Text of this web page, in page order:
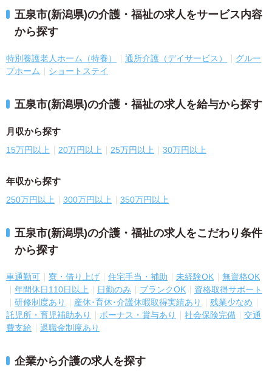
五泉市(新潟県)の介護・福祉の求人をサービス内容
から探す
特別養護老人ホーム（特養） 通所介護（デイサービス）
グルー
プホーム
ショートステイ
五泉市(新潟県)の介護・福祉の求人を給与から探す
月収から探す
15万円以上 20万円以上 25万円以上 30万円以上
年収から探す
250万円以上 300万円以上 350万円以上
五泉市(新潟県)の介護・福祉の求人をこだわり条件
から探す
車通勤可 寮・借り上げ 住宅手当・補助 未経験OK
無資格OK
年間休日110日以上
日勤のみ ブランクOK
資格取得サポート
研修制度あり
産休･育休･介護休暇取得実績あり
残業少なめ
託児所・育児補助あり
ボーナス・賞与あり 社会保険完備
交通
費支給
退職金制度あり
企業から介護の求人を探す